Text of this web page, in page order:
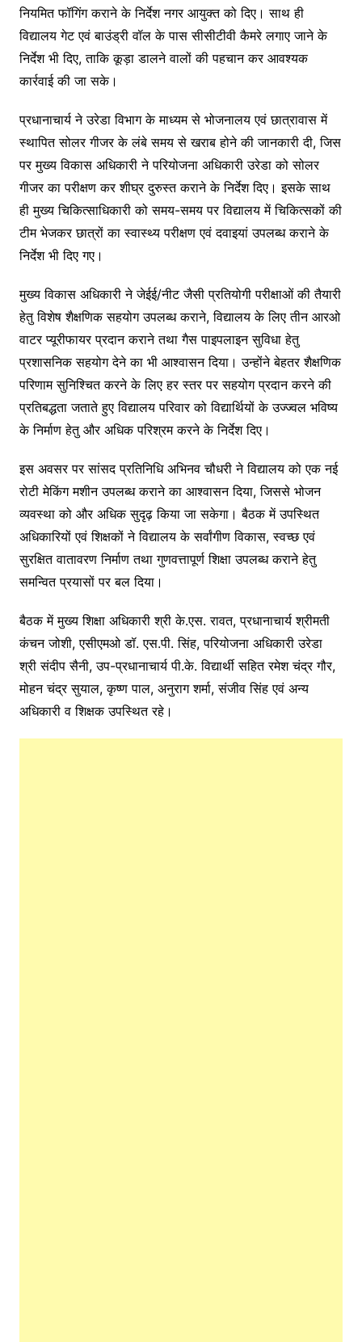
नियमित फॉगिंग कराने के निर्देश नगर आयुक्त को दिए। साथ ही
विद्यालय गेट एवं बाउंड्री वॉल के पास सीसीटीवी कैमरे लगाए जाने के
निर्देश भी दिए, ताकि कूड़ा डालने वालों की पहचान कर आवश्यक
कार्रवाई की जा सके।
प्रधानाचार्य ने उरेडा विभाग के माध्यम से भोजनालय एवं छात्रावास में
स्थापित सोलर गीजर के लंबे समय से खराब होने की जानकारी दी, जिस
पर मुख्य विकास अधिकारी ने परियोजना अधिकारी उरेडा को सोलर
गीजर का परीक्षण कर शीघ्र दुरुस्त कराने के निर्देश दिए। इसके साथ
ही मुख्य चिकित्साधिकारी को समय-समय पर विद्यालय में चिकित्सकों की
टीम भेजकर छात्रों का स्वास्थ्य परीक्षण एवं दवाइयां उपलब्ध कराने के
निर्देश भी दिए गए।
मुख्य विकास अधिकारी ने जेईई/नीट जैसी प्रतियोगी परीक्षाओं की तैयारी
हेतु विशेष शैक्षणिक सहयोग उपलब्ध कराने, विद्यालय के लिए तीन आरओ
वाटर प्यूरीफायर प्रदान कराने तथा गैस पाइपलाइन सुविधा हेतु
प्रशासनिक सहयोग देने का भी आश्वासन दिया। उन्होंने बेहतर शैक्षणिक
परिणाम सुनिश्चित करने के लिए हर स्तर पर सहयोग प्रदान करने की
प्रतिबद्धता जताते हुए विद्यालय परिवार को विद्यार्थियों के उज्ज्वल भविष्य
के निर्माण हेतु और अधिक परिश्रम करने के निर्देश दिए।
इस अवसर पर सांसद प्रतिनिधि अभिनव चौधरी ने विद्यालय को एक नई
रोटी मेकिंग मशीन उपलब्ध कराने का आश्वासन दिया, जिससे भोजन
व्यवस्था को और अधिक सुदृढ़ किया जा सकेगा। बैठक में उपस्थित
अधिकारियों एवं शिक्षकों ने विद्यालय के सर्वांगीण विकास, स्वच्छ एवं
सुरक्षित वातावरण निर्माण तथा गुणवत्तापूर्ण शिक्षा उपलब्ध कराने हेतु
समन्वित प्रयासों पर बल दिया।
बैठक में मुख्य शिक्षा अधिकारी श्री के.एस. रावत, प्रधानाचार्य श्रीमती
कंचन जोशी, एसीएमओ डॉ. एस.पी. सिंह, परियोजना अधिकारी उरेडा
श्री संदीप सैनी, उप-प्रधानाचार्य पी.के. विद्यार्थी सहित रमेश चंद्र गौर,
मोहन चंद्र सुयाल, कृष्ण पाल, अनुराग शर्मा, संजीव सिंह एवं अन्य
अधिकारी व शिक्षक उपस्थित रहे।